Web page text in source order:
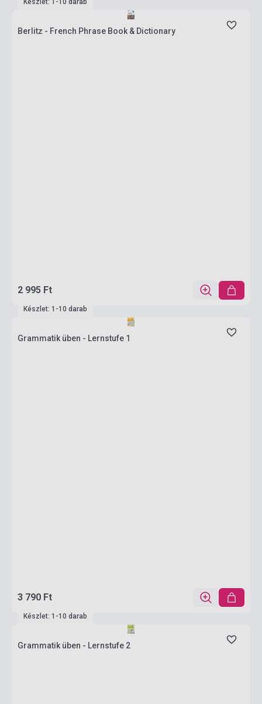
Készlet: 1-10 darab
Berlitz - French Phrase Book & Dictionary
2 995 Ft
Készlet: 1-10 darab
Grammatik üben - Lernstufe 1
3 790 Ft
Készlet: 1-10 darab
Grammatik üben - Lernstufe 2